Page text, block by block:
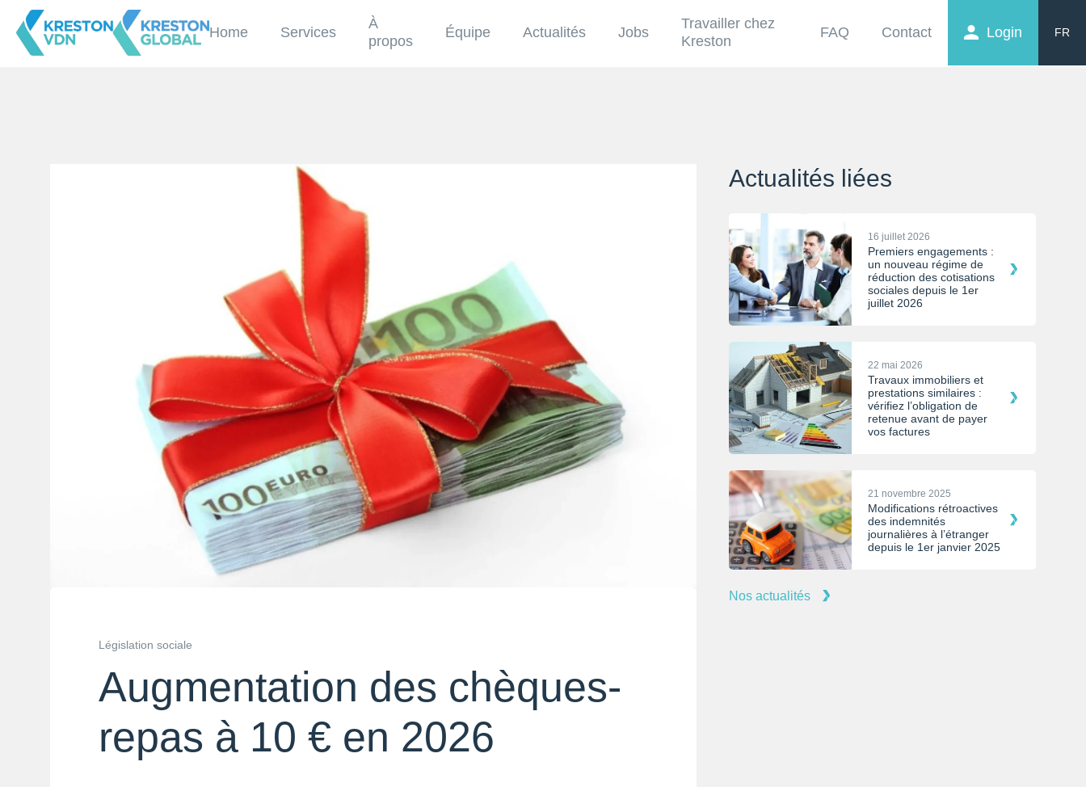
Home Services
À
propos
Équipe Actualités Jobs
Travailler chez
Kreston
FAQ Contact Login
FR
Législation sociale
Augmentation des chèques-
repas à 10 € en 2026
Actualités liées
16 juillet 2026
Premiers engagements :
un nouveau régime de
réduction des cotisations
sociales depuis le 1er
juillet 2026
22 mai 2026
Travaux immobiliers et
prestations similaires :
vérifiez l’obligation de
retenue avant de payer
vos factures
21 novembre 2025
Modifications rétroactives
des indemnités
journalières à l’étranger
depuis le 1er janvier 2025
Nos actualités